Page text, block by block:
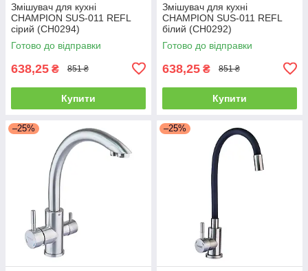
Змішувач для кухні
CHAMPION SUS-011 REFL
сірий (CH0294)
Готово до відправки
638,25 ₴ 851 ₴
Купити
Змішувач для кухні
CHAMPION SUS-011 REFL
білий (CH0292)
Готово до відправки
638,25 ₴ 851 ₴
Купити
–25% –25%